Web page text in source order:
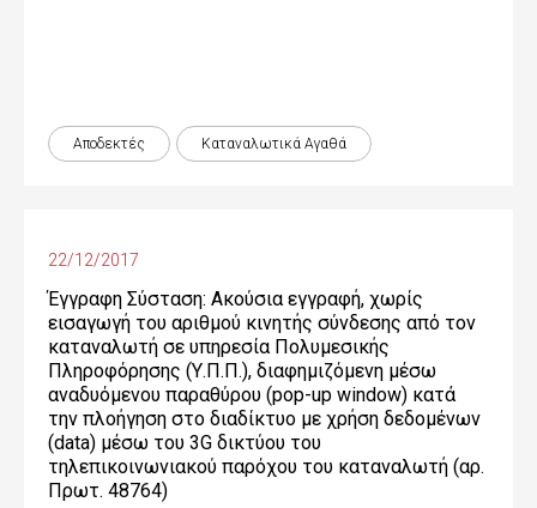
Αποδεκτές Καταναλωτικά Αγαθά
22/12/2017
Έγγραφη Σύσταση: Ακούσια εγγραφή, χωρίς
εισαγωγή του αριθμού κινητής σύνδεσης από τον
καταναλωτή σε υπηρεσία Πολυμεσικής
Πληροφόρησης (Υ.Π.Π.), διαφημιζόμενη μέσω
αναδυόμενου παραθύρου (pop-up window) κατά
την πλοήγηση στο διαδίκτυο με χρήση δεδομένων
(data) μέσω του 3G δικτύου του
τηλεπικοινωνιακού παρόχου του καταναλωτή (αρ.
Πρωτ. 48764)